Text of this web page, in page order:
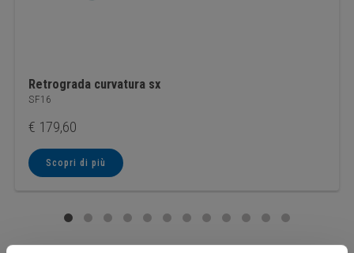
Retrograda curvatura sx
SF16
€ 179,60
Scopri di più